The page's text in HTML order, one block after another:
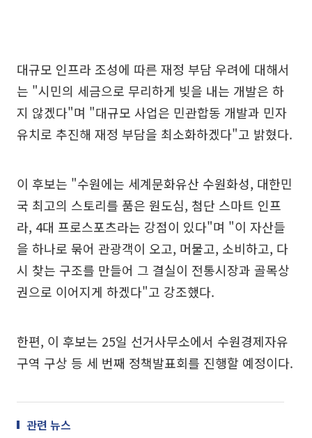
대규모 인프라 조성에 따른 재정 부담 우려에 대해서
는 "시민의 세금으로 무리하게 빚을 내는 개발은 하
지 않겠다"며 "대규모 사업은 민관합동 개발과 민자
유치로 추진해 재정 부담을 최소화하겠다"고 밝혔다.
이 후보는 "수원에는 세계문화유산 수원화성, 대한민
국 최고의 스토리를 품은 원도심, 첨단 스마트 인프
라, 4대 프로스포츠라는 강점이 있다"며 "이 자산들
을 하나로 묶어 관광객이 오고, 머물고, 소비하고, 다
시 찾는 구조를 만들어 그 결실이 전통시장과 골목상
권으로 이어지게 하겠다"고 강조했다.
한편, 이 후보는 25일 선거사무소에서 수원경제자유
구역 구상 등 세 번째 정책발표회를 진행할 예정이다.
관련 뉴스